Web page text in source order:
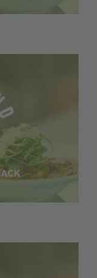
faszinierenden
entlang. Kurz
Bahnhof von